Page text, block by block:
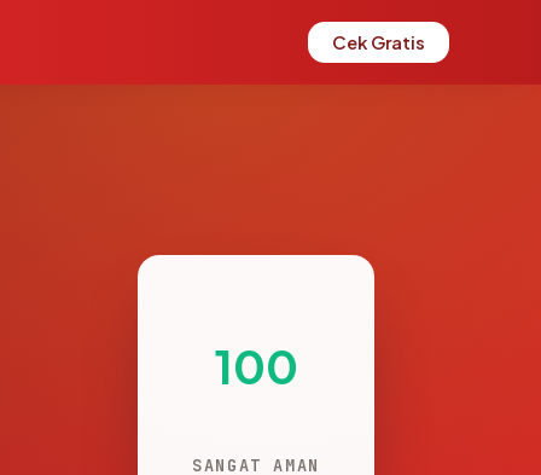
Cek Gratis
100
SANGAT AMAN